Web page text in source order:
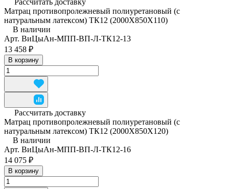
Рассчитать доставку
Матрац противопролежневый полиуретановый (с
натуральным латексом) ТК12 (2000Х850Х110)
В наличии
Арт. ВиЦыАн-МПП-ВП-Л-ТК12-13
13 458 ₽
В корзину
Рассчитать доставку
Матрац противопролежневый полиуретановый (с
натуральным латексом) ТК12 (2000Х850Х120)
В наличии
Арт. ВиЦыАн-МПП-ВП-Л-ТК12-16
14 075 ₽
В корзину